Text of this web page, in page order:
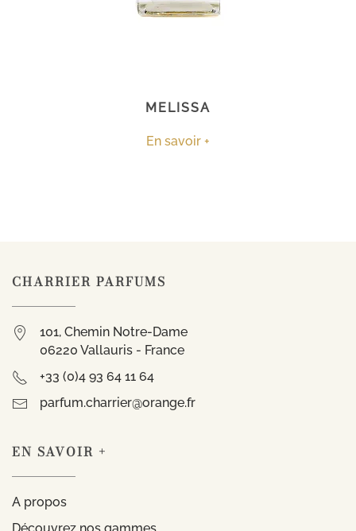
MELISSA
En savoir +
CHARRIER PARFUMS
101, Chemin Notre-Dame
06220 Vallauris - France
+33 (0)4 93 64 11 64
parfum.charrier@orange.fr
EN SAVOIR +
A propos
Découvrez nos gammes